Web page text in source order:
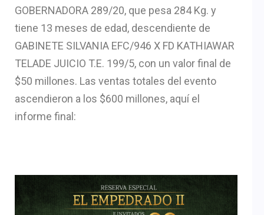
GOBERNADORA 289/20, que pesa 284 Kg. y
tiene 13 meses de edad, descendiente de
GABINETE SILVANIA EFC/946 X FD KATHIAWAR
TELADE JUICIO T.E. 199/5, con un valor final de
$50 millones. Las ventas totales del evento
ascendieron a los $600 millones, aquí el
informe final: